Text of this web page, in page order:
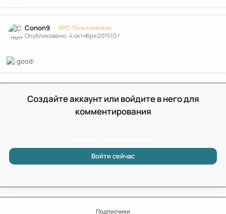
Conon9 APC-Пользователи
Опубликовано:4 октября 201510 г
Создайте аккаунт или войдите в него для
комментирования
Войти сейчас
Подписчики